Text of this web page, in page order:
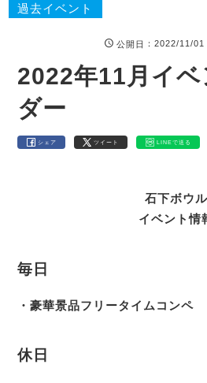
過去イベント
公開日 ：2022/11/
2022年11月イ
ダー
シェア ツイート LINEで送る
石下ボウル
イベント情
毎日
・豪華景品フリータイムコンペ
休日